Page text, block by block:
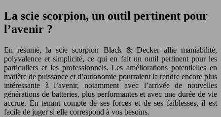
La scie scorpion, un outil pertinent pour
l’avenir ?
En résumé, la scie scorpion Black & Decker allie maniabilité,
polyvalence et simplicité, ce qui en fait un outil pertinent pour les
particuliers et les professionnels. Les améliorations potentielles en
matière de puissance et d’autonomie pourraient la rendre encore plus
intéressante à l’avenir, notamment avec l’arrivée de nouvelles
générations de batteries, plus performantes et avec une durée de vie
accrue. En tenant compte de ses forces et de ses faiblesses, il est
facile de juger si elle correspond à vos besoins.